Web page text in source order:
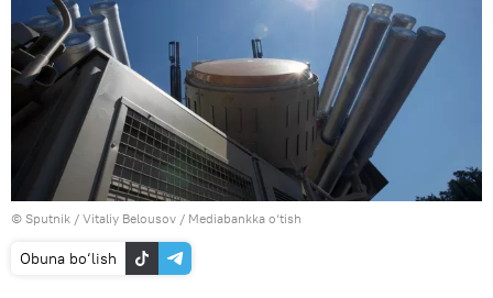
© Sputnik / Vitaliy Belousov / Mediabankka o‘tish
Obuna bo‘lish